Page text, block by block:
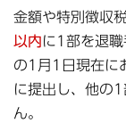
金額や特別徴収
以内に1部を退
の1月1日現在に
に提出し、他の
ん。